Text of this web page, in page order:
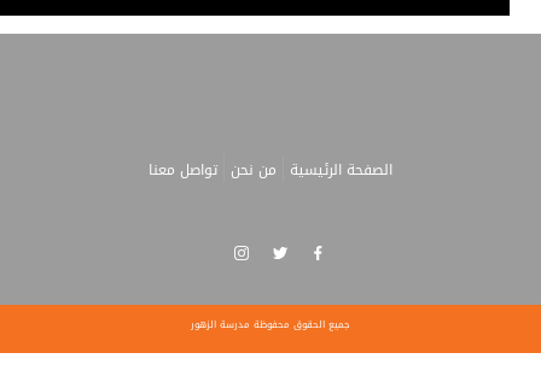
الصفحة الرئيسية من نحن تواصل معنا
جميع الحقوق محفوظة مدرسة الزهور